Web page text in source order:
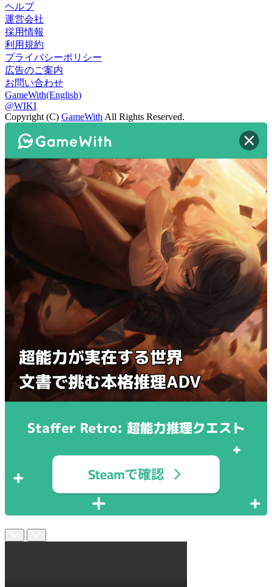
ヘルプ
運営会社
採用情報
利用規約
プライバシーポリシー
広告のご案内
お問い合わせ
GameWith(English)
@WIKI
Copyright (C) GameWithAll Rights Reserved.